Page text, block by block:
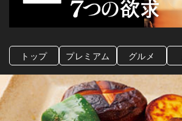
トップ プレミアム グルメ